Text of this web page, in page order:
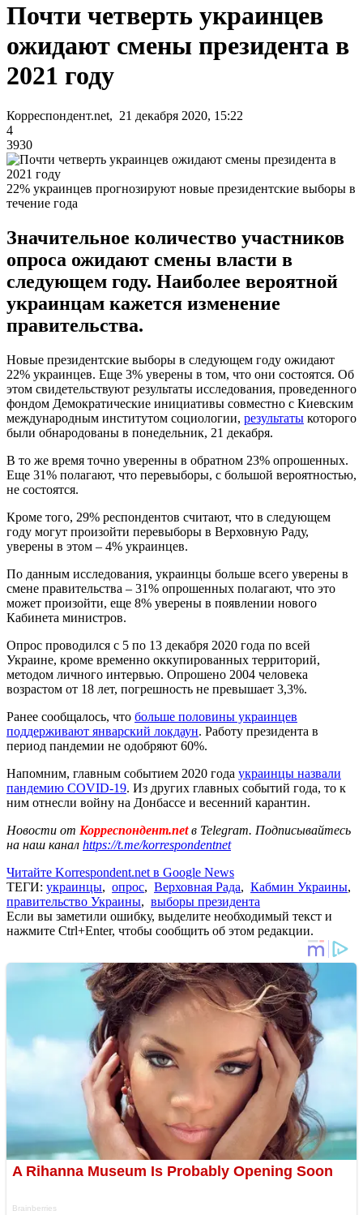
Почти четверть украинцев
ожидают смены президента в
2021 году
Корреспондент.net, 21 декабря 2020, 15:22
4
3930
22% украинцев прогнозируют новые президентские выборы в
течение года
Значительное количество участников
опроса ожидают смены власти в
следующем году. Наиболее вероятной
украинцам кажется изменение
правительства.
Новые президентские выборы в следующем году ожидают
22% украинцев. Еще 3% уверены в том, что они состоятся. Об
этом свидетельствуют результаты исследования, проведенного
фондом Демократические инициативы совместно с Киевским
международным институтом социологии, результаты которого
были обнародованы в понедельник, 21 декабря.
В то же время точно уверенны в обратном 23% опрошенных.
Еще 31% полагают, что перевыборы, с большой вероятностью,
не состоятся.
Кроме того, 29% респондентов считают, что в следующем
году могут произойти перевыборы в Верховную Раду,
уверены в этом – 4% украинцев.
По данным исследования, украинцы больше всего уверены в
смене правительства – 31% опрошенных полагают, что это
может произойти, еще 8% уверены в появлении нового
Кабинета министров.
Опрос проводился с 5 по 13 декабря 2020 года по всей
Украине, кроме временно оккупированных территорий,
методом личного интервью. Опрошено 2004 человека
возрастом от 18 лет, погрешность не превышает 3,3%.
Ранее сообщалось, что больше половины украинцев
поддерживают январский локдаун. Работу президента в
период пандемии не одобряют 60%.
Напомним, главным событием 2020 года украинцы назвали
пандемию COVID-19. Из других главных событий года, то к
ним отнесли войну на Донбассе и весенний карантин.
Новости от Корреспондент.netв Telegram. Подписывайтесь
на наш канал https://t.me/korrespondentnet
Читайте Korrespondent.net в Google News
ТЕГИ: украинцы, опрос, Верховная Рада, Кабмин Украины,
правительство Украины, выборы президента
Если вы заметили ошибку, выделите необходимый текст и
нажмите Ctrl+Enter, чтобы сообщить об этом редакции.